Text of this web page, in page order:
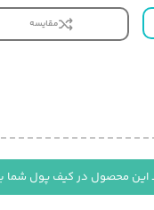
مقایسه
این محصول در کیف پول شما